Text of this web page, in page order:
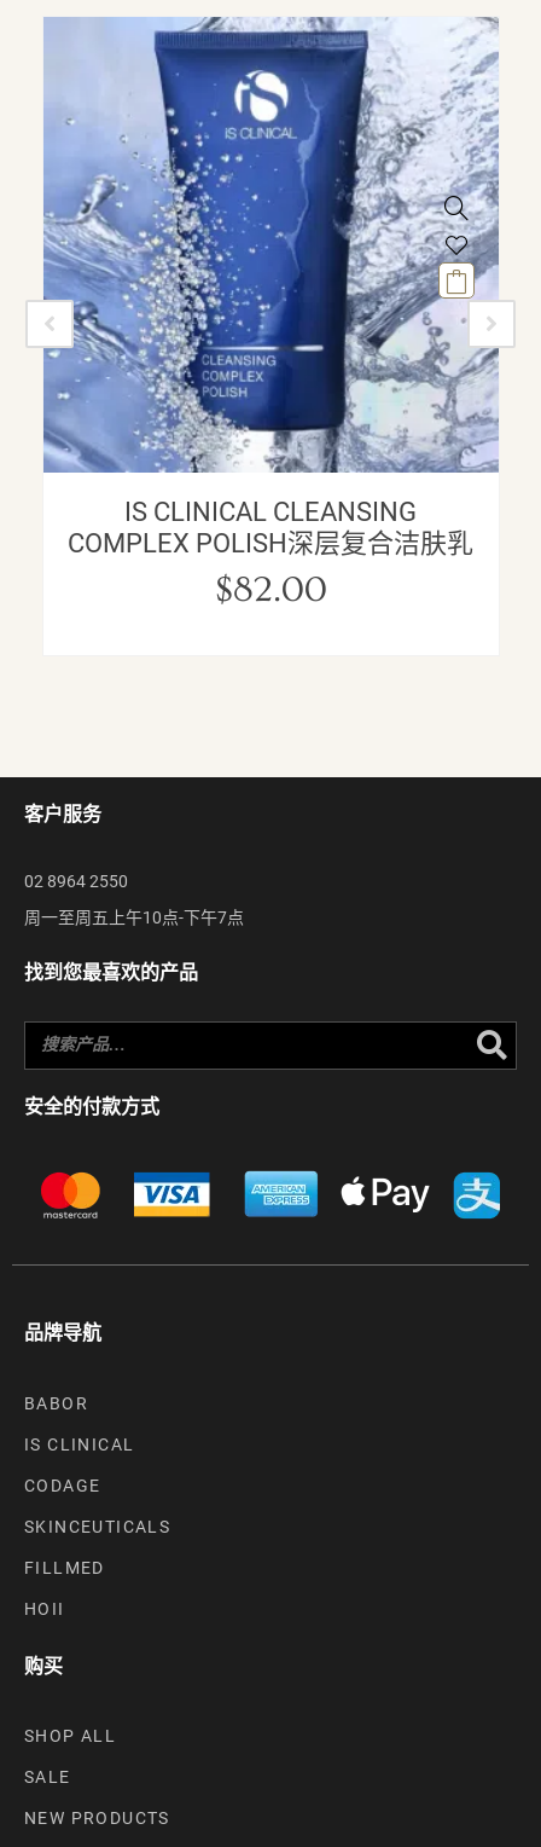
IS CLINICAL CLEANSING
COMPLEX POLISH深层复合洁肤乳
$82.00
客户服务
02 8964 2550
周一至周五上午10点-下午7点
找到您最喜欢的产品
安全的付款方式
品牌导航
BABOR
IS CLINICAL
CODAGE
SKINCEUTICALS
FILLMED
HOII
购买
SHOP ALL
SALE
NEW PRODUCTS